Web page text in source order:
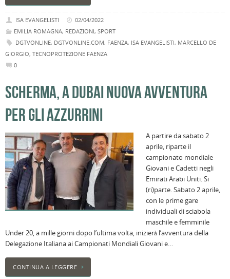
ISA EVANGELISTI
02/04/2022
EMILIA ROMAGNA, REDAZIONI, SPORT
DGTVONLINE, DGTVONLINE.COM, FAENZA, ISA EVANGELISTI, MARCELLO DE
GIORGIO, TECNOPROTEZIONE FAENZA
0
SCHERMA, A DUBAI NUOVA AVVENTURA
PER GLI AZZURRINI
A partire da sabato 2
aprile, riparte il
campionato mondiale
Giovani e Cadetti negli
Emirati Arabi Uniti. Si
(ri)parte. Sabato 2 aprile,
con le prime gare
individuali di sciabola
maschile e femminile
Under 20, a mille giorni dopo l’ultima volta, inizierà l’avventura della
Delegazione Italiana ai Campionati Mondiali Giovani e…
CONTINUA A LEGGERE